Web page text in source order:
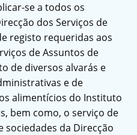
se a todos os
dos Serviços de
registo requeridas aos
de Assuntos de
de diversos alvarás e
e de
alimentícios do Instituto
bem como, o serviço de
sociedades da Direcção